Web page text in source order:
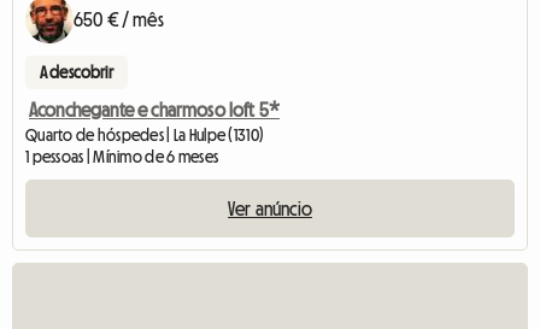
650 € / mês
A descobrir
Aconchegante e charmoso loft 5*
Quarto de hóspedes | La Hulpe (1310)
1 pessoas | Mínimo de 6 meses
Ver anúncio